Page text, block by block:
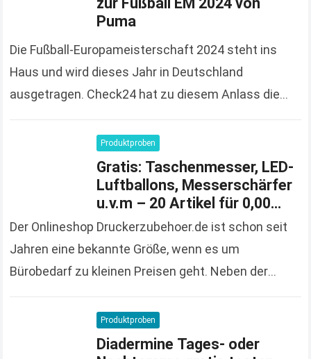
Puma
Die Fußball-Europameisterschaft 2024 steht ins
Haus und wird dieses Jahr in Deutschland
ausgetragen. Check24 hat zu diesem Anlass die
solange der Vorrat reicht und 100%…
Produktproben
Gratis: Taschenmesser, LED-
Luftballons, Messerschärfer
u.v.m – 20 Artikel für 0,00
Euro bestellen
Der Onlineshop Druckerzubehoer.de ist schon seit
Jahren eine bekannte Größe, wenn es um
Bürobedarf zu kleinen Preisen geht. Neben der
Onlineshop auch immer wieder…
Produktproben
Diadermine Tages- oder